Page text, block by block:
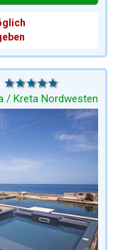
/ Kreta Nordwesten